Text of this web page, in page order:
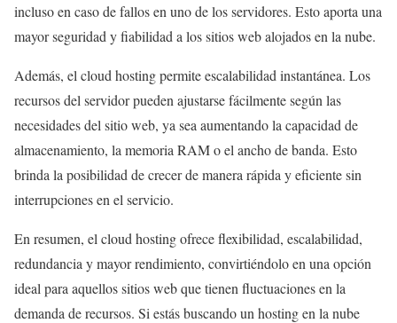
incluso en caso de fallos en uno de los servidores. Esto aporta una
mayor seguridad y fiabilidad a los sitios web alojados en la nube.
Además, el cloud hosting permite escalabilidad instantánea. Los
recursos del servidor pueden ajustarse fácilmente según las
necesidades del sitio web, ya sea aumentando la capacidad de
almacenamiento, la memoria RAM o el ancho de banda. Esto
brinda la posibilidad de crecer de manera rápida y eficiente sin
interrupciones en el servicio.
En resumen, el cloud hosting ofrece flexibilidad, escalabilidad,
redundancia y mayor rendimiento, convirtiéndolo en una opción
ideal para aquellos sitios web que tienen fluctuaciones en la
demanda de recursos. Si estás buscando un hosting en la nube